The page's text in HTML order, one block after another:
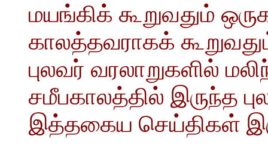
மயங்கிக் கூறுவதும்
காலத்தவராகக்
புலவர் வரலாறுகளில்
சமீபகாலத்தில் இருந்த
இத்தகைய செய்திகள்